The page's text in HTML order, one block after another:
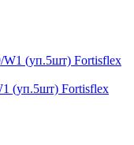
(уп.5шт) Fortisflex